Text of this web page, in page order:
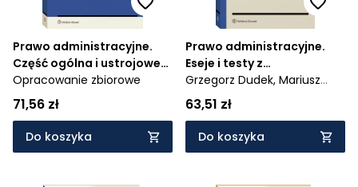
Od najnowszych
Od najstarszych
Prawo administracyjne.
Część ogólna i ustrojowe
prawo administracyjne
Opracowanie zbiorowe
71,56 zł
Do koszyka
Prawo administracyjne.
Eseje i testy z
odpowiedziami
Grzegorz Dudek, Mariusz
Oleś,Przemysław Wszołek
63,51 zł
Do koszyka